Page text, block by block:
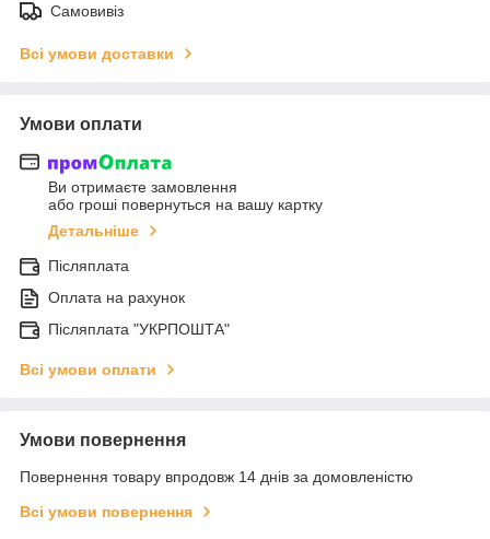
Самовивіз
Всі умови доставки
Умови оплати
Ви отримаєте замовлення
або гроші повернуться на вашу картку
Детальніше
Післяплата
Оплата на рахунок
Післяплата "УКРПОШТА"
Всі умови оплати
Умови повернення
Повернення товару впродовж 14 днів за домовленістю
Всі умови повернення